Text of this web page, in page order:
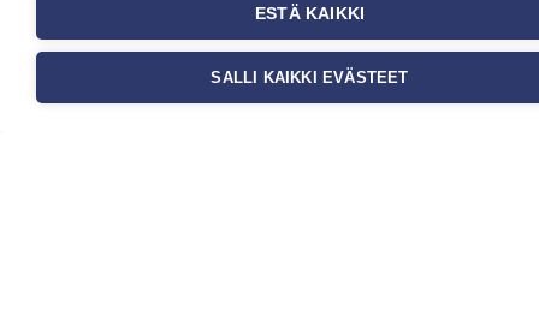
ESTÄ KAIKKI
SALLI KAIKKI EVÄSTEET